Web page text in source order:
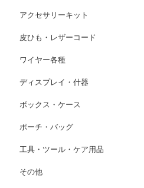
アクセサリーキット
皮ひも・レザーコード
ワイヤー各種
ディスプレイ・什器
ボックス・ケース
ポーチ・バッグ
工具・ツール・ケア用品
その他